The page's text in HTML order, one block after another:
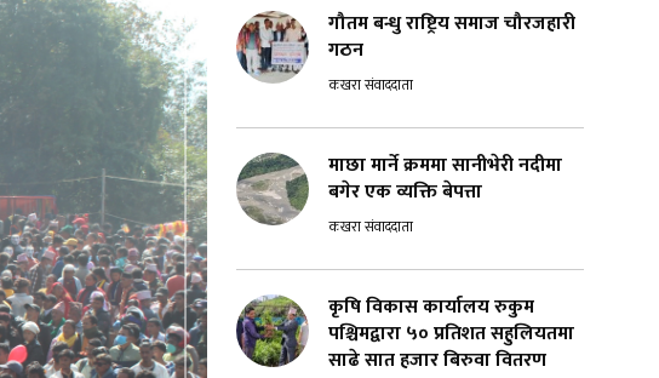
गौतम बन्धु राष्ट्रिय समाज चौरजहारी
गठन
कखरा संवाददाता
माछा मार्ने क्रममा सानीभेरी नदीमा
बगेर एक व्यक्ति बेपत्ता
कखरा संवाददाता
कृषि विकास कार्यालय रुकुम
पश्चिमद्वारा ५० प्रतिशत सहुलियतमा
साढे सात हजार बिरुवा वितरण